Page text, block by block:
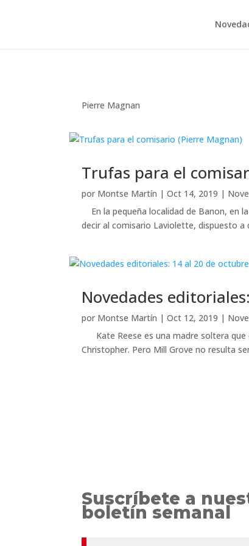
Pierre Magnan
Trufas para el
por Montse Martín |Oct 14, 2019 |
En la pequeña localidad de Banon, en
decir al comisario Laviolette, dispuesto
Novedades
por Montse Martín |Oct 12, 2019 |
Kate Reese es una madre soltera que
Christopher. Pero Mill Grove no resulta
Suscríbete a
boletín semanal